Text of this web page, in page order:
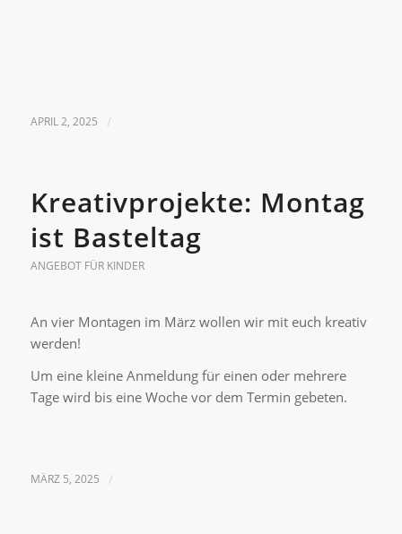
APRIL 2, 2025 /
Kreativprojekte: Montag
ist Basteltag
ANGEBOT FÜR KINDER
An vier Montagen im März wollen wir mit euch kreativ
werden!
Um eine kleine Anmeldung für einen oder mehrere
Tage wird bis eine Woche vor dem Termin gebeten.
MÄRZ 5, 2025 /